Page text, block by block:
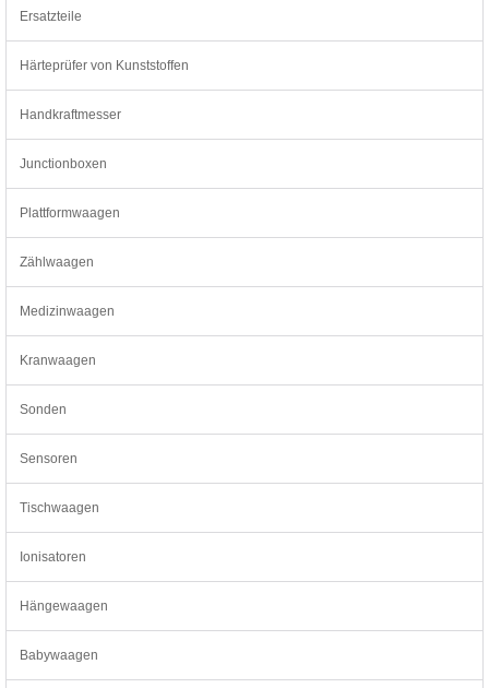
Ersatzteile
Härteprüfer von Kunststoffen
Handkraftmesser
Junctionboxen
Plattformwaagen
Zählwaagen
Medizinwaagen
Kranwaagen
Sonden
Sensoren
Tischwaagen
Ionisatoren
Hängewaagen
Babywaagen